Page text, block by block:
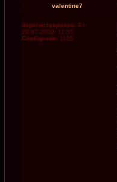
valentine7
Зарегистрирован: Вт
28.07.2009, 11:31
Сообщения: 1185